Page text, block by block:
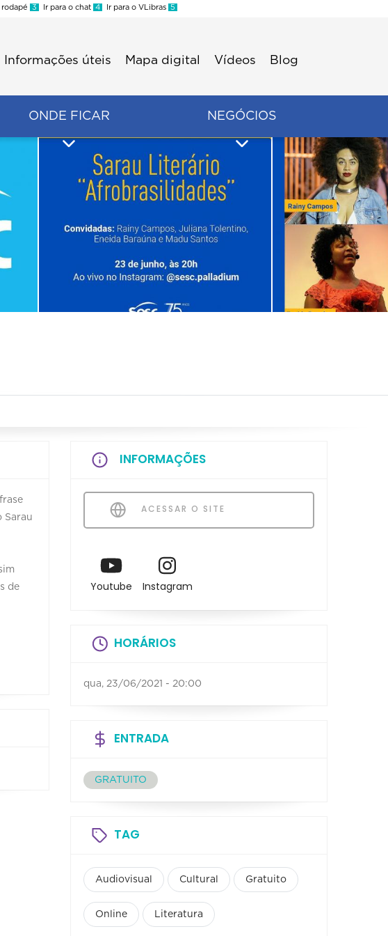
rodapé 3 Ir para o chat 4 Ir para o VLibras 5
Informações úteis Mapa digital Vídeos Blog
ONDE FICAR NEGÓCIOS
Sarau
de
INFORMAÇÕES
ACESSAR O SITE
Youtube Instagram
HORÁRIOS
qua, 23/06/2021 - 20:00
ENTRADA
GRATUITO
TAG
Audiovisual Cultural Gratuito
Online Literatura